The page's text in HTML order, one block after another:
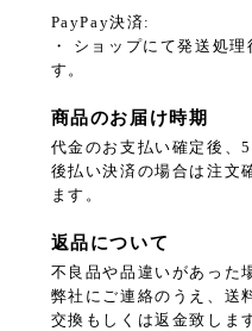
PayPay決済:
・ ショップにて発送処
す。
商品のお届け時期
代金のお支払い確定後、
後払い決済の場合は注文
ます。
返品について
不良品や品違いがあった
弊社にご連絡のうえ、送
交換もしくは返金致しま